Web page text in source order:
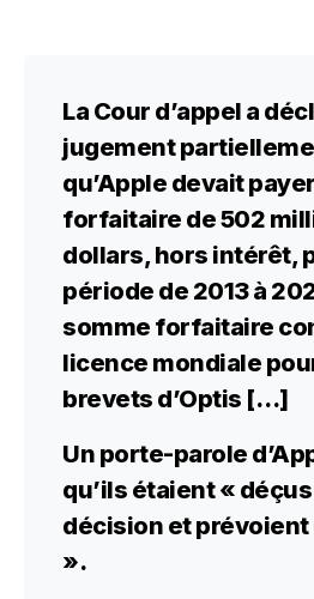
La Cour d’appel a
jugement
qu’Apple devait
forfaitaire de 502
dollars, hors intérêt,
période de 2013 à
somme forfaitaire
licence mondiale
brevets d’Optis […]
Un porte-parole
qu’ils étaient «
décision et prévoient
».